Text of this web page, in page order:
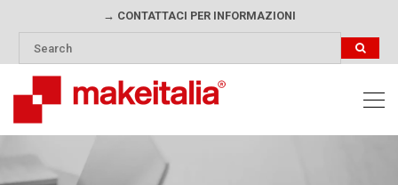
→ CONTATTACI PER INFORMAZIONI